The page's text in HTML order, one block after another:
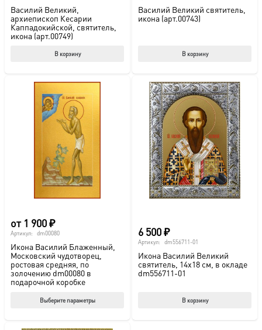
Василий Великий,
архиепископ Кесарии
Каппадокийской, святитель,
икона (арт.00749)
В корзину
Василий Великий святитель,
икона (арт.00743)
В корзину
от 1 900₽
Артикул: dm00080
Икона Василий Блаженный,
Московский чудотворец,
ростовая средняя, по
золочению dm00080 в
подарочной коробке
Выберите параметры
6 500₽
Артикул: dm556711-01
Икона Василий Великий
святитель, 14х18 см, в окладе
dm556711-01
В корзину